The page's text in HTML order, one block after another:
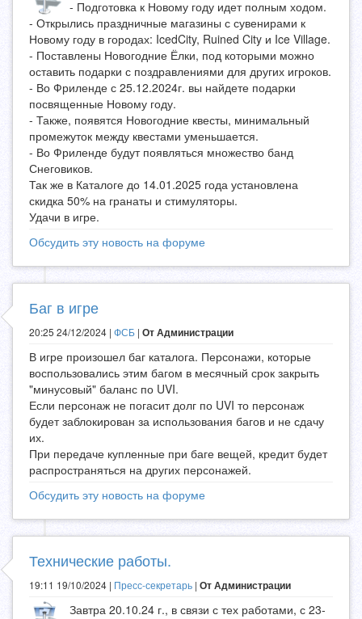
- Подготовка к Новому году идет полным ходом.
- Открылись праздничные магазины с сувенирами к
Новому году в городах: IcedCity, Ruined City и Ice Village.
- Поставлены Новогодние Ёлки, под которыми можно
оставить подарки с поздравлениями для других игроков.
- Во Фриленде с 25.12.2024г. вы найдете подарки
посвященные Новому году.
- Также, появятся Новогодние квесты, минимальный
промежуток между квестами уменьшается.
- Во Фриленде будут появляться множество банд
Снеговиков.
Так же в Каталоге до 14.01.2025 года установлена
скидка 50% на гранаты и стимуляторы.
Удачи в игре.
Обсудить эту новость на форуме
Баг в игре
20:25 24/12/2024 | ФСБ | От Администрации
В игре произошел баг каталога. Персонажи, которые
воспользовались этим багом в месячный срок закрыть
"минусовый" баланс по UVI.
Если персонаж не погасит долг по UVI то персонаж
будет заблокирован за использования багов и не сдачу
их.
При передаче купленные при баге вещей, кредит будет
распространяться на других персонажей.
Обсудить эту новость на форуме
Технические работы.
19:11 19/10/2024 | Пресс-секретарь | От Администрации
Завтра 20.10.24 г., в связи с тех работами, с 23-